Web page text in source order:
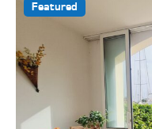
Featured